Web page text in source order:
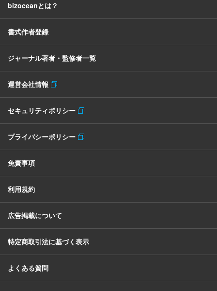
bizoceanとは？
書式作者登録
ジャーナル著者・監修者一覧
運営会社情報
セキュリティポリシー
プライバシーポリシー
免責事項
利用規約
広告掲載について
特定商取引法に基づく表示
よくある質問